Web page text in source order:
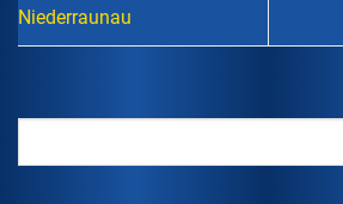
Niederraunau